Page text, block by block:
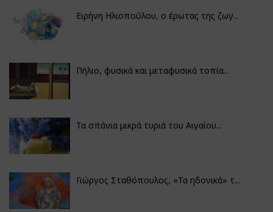
Ειρήνη Ηλιοπούλου, ο έρωτας της ζωγ...
Πήλιο, φυσικά και μεταφυσικά τοπία...
Τα σπάνια μικρά τυριά του Αιγαίου...
Γιώργος Σταθόπουλος, «Τα ηδονικά» τ...